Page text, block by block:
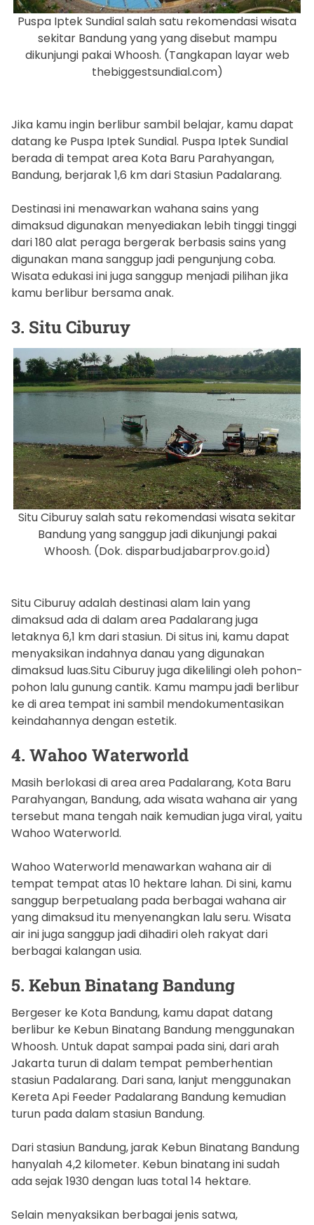
Puspa Iptek Sundial salah satu rekomendasi wisata
sekitar Bandung yang yang disebut mampu
dikunjungi pakai Whoosh. (Tangkapan layar web
thebiggestsundial.com)
Jika kamu ingin berlibur sambil belajar, kamu dapat
datang ke Puspa Iptek Sundial. Puspa Iptek Sundial
berada di tempat area Kota Baru Parahyangan,
Bandung, berjarak 1,6 km dari Stasiun Padalarang.
Destinasi ini menawarkan wahana sains yang
dimaksud digunakan menyediakan lebih tinggi tinggi
dari 180 alat peraga bergerak berbasis sains yang
digunakan mana sanggup jadi pengunjung coba.
Wisata edukasi ini juga sanggup menjadi pilihan jika
kamu berlibur bersama anak.
3. Situ Ciburuy
Situ Ciburuy salah satu rekomendasi wisata sekitar
Bandung yang sanggup jadi dikunjungi pakai
Whoosh. (Dok. disparbud.jabarprov.go.id)
Situ Ciburuy adalah destinasi alam lain yang
dimaksud ada di dalam area Padalarang juga
letaknya 6,1 km dari stasiun. Di situs ini, kamu dapat
menyaksikan indahnya danau yang digunakan
dimaksud luas.Situ Ciburuy juga dikelilingi oleh pohon-
pohon lalu gunung cantik. Kamu mampu jadi berlibur
ke di area tempat ini sambil mendokumentasikan
keindahannya dengan estetik.
4. Wahoo Waterworld
Masih berlokasi di area area Padalarang, Kota Baru
Parahyangan, Bandung, ada wisata wahana air yang
tersebut mana tengah naik kemudian juga viral, yaitu
Wahoo Waterworld.
Wahoo Waterworld menawarkan wahana air di
tempat tempat atas 10 hektare lahan. Di sini, kamu
sanggup berpetualang pada berbagai wahana air
yang dimaksud itu menyenangkan lalu seru. Wisata
air ini juga sanggup jadi dihadiri oleh rakyat dari
berbagai kalangan usia.
5. Kebun Binatang Bandung
Bergeser ke Kota Bandung, kamu dapat datang
berlibur ke Kebun Binatang Bandung menggunakan
Whoosh. Untuk dapat sampai pada sini, dari arah
Jakarta turun di dalam tempat pemberhentian
stasiun Padalarang. Dari sana, lanjut menggunakan
Kereta Api Feeder Padalarang Bandung kemudian
turun pada dalam stasiun Bandung.
Dari stasiun Bandung, jarak Kebun Binatang Bandung
hanyalah 4,2 kilometer. Kebun binatang ini sudah
ada sejak 1930 dengan luas total 14 hektare.
Selain menyaksikan berbagai jenis satwa,